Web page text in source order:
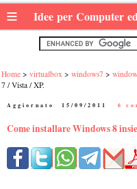
≡ Idee per Computer
Home virtualbox windows7
7 / Vista / XP.
Aggiornato: 15/09/2011 6
Come installare Windows 8